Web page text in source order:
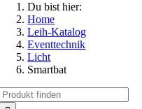
Du bist hier:
Home
Leih-Katalog
Eventtechnik
Licht
Smartbat